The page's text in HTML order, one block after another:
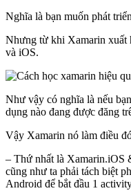
Nghĩa là bạn muốn phát
Nhưng từ khi Xamarin xuất
và iOS.
Như vậy có nghĩa là nếu bạn
dụng nào đang được đăng
Vậy Xamarin nó làm điều
– Thứ nhất là Xamarin.iOS
cũng như ta phải tách biệt
Android để bắt đầu 1